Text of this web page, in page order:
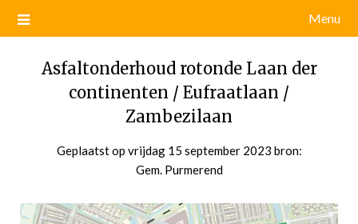
Menu
Asfaltonderhoud rotonde Laan der
continenten / Eufraatlaan /
Zambezilaan
Geplaatst op vrijdag 15 september 2023 door
bron:
Gem. Purmerend